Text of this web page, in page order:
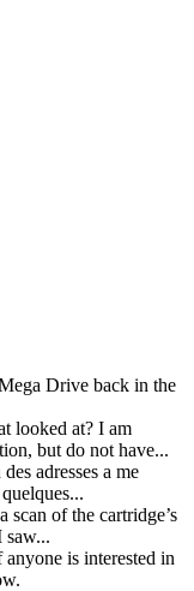
Drive back in the
looked at? I am
, but do not have...
adresses a me
.
of the cartridge’s
saw...
is interested in